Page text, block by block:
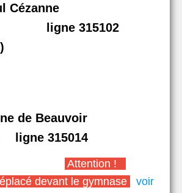
Cézanne
ligne 315102
de Beauvoir
ligne 315014
Attention !
devant le gymnase
voir